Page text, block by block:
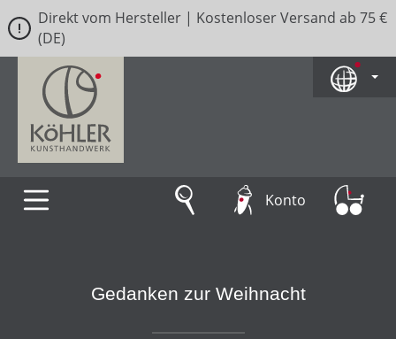
Zum Hauptinhalt springen
Direkt vom Hersteller | Kostenloser Versand ab 75 €
(DE)
Konto
Gedanken zur Weihnacht